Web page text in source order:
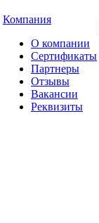
Компания
О компании
Сертификаты
Партнеры
Отзывы
Вакансии
Реквизиты